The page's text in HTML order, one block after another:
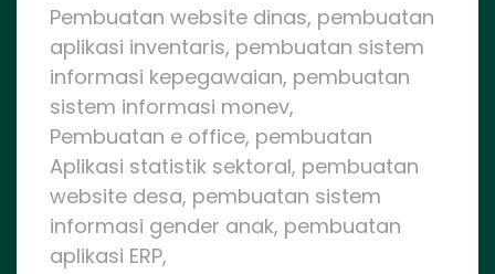
Pembuatan website dinas, pembuatan
aplikasi inventaris, pembuatan sistem
informasi kepegawaian, pembuatan
sistem informasi monev,
Pembuatan e office, pembuatan
Aplikasi statistik sektoral, pembuatan
website desa, pembuatan sistem
informasi gender anak, pembuatan
aplikasi ERP,